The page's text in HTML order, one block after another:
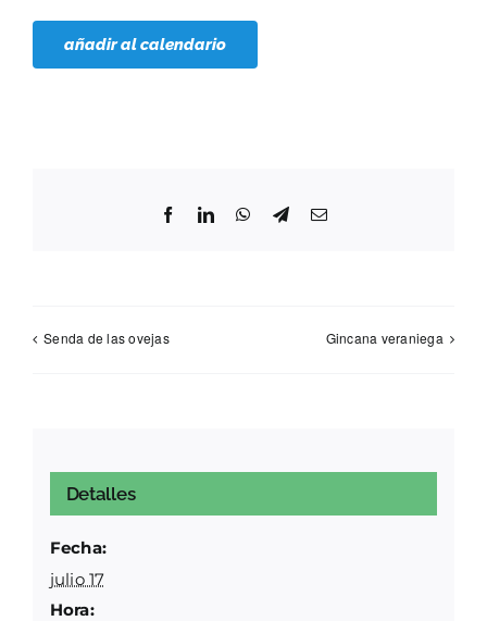
añadir al calendario
FacebookLinkedInWhatsApp
TelegramCorreo
Senda de las ovejas Gincana veraniega
Detalles
Fecha:
julio 17
Hora: